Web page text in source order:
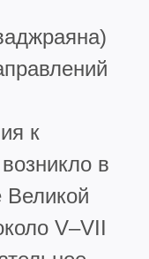
к
в
Великой
V–VII